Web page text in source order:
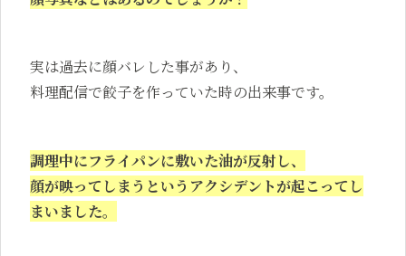
実は過去に顔バレした事があり、
料理配信で餃子を作っていた時の出来事です。
調理中にフライパンに敷いた油が反射し、
顔が映ってしまうという アクシデントが起こってし
まいました。